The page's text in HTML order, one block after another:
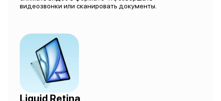
видеозвонки или сканировать документы.
Liquid Retina